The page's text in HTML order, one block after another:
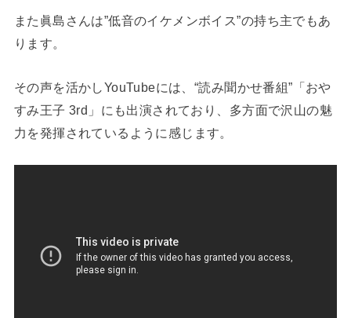
また眞島さんは”低音のイケメンボイス”の持ち主でもあ
ります。
その声を活かしYouTubeには、“読み聞かせ番組”「おや
すみ王子 3rd」にも出演されており、多方面で沢山の魅
力を発揮されているように感じます。